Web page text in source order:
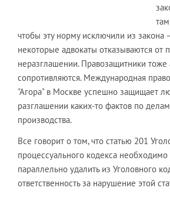
чтобы эту норму исключили из закона –
некоторые адвокаты отказываются от
неразглашении. Правозащитники тоже
сопротивляются. Международная
"Агора" в Москве успешно защищает
разглашении каких-то фактов по
производства.
Все говорит о том, что статью 201
процессуального кодекса необходимо
параллельно удалить из Уголовного
ответственность за нарушение этой